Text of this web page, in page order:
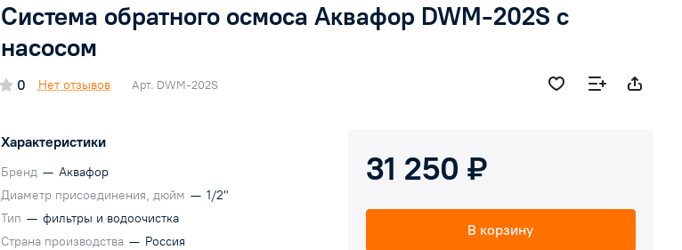
Система обратного осмоса Аквафор DWM-202S с
насосом
0 Нет отзывов Арт. DWM-202S
Характеристики
Бренд — Аквафор
Диаметр присоединения, дюйм — 1/2"
Тип — фильтры и водоочистка
Страна производства — Россия
31 250 ₽
В корзину